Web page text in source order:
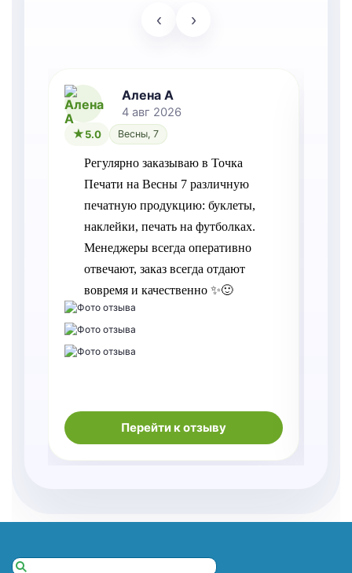
‹ ›
Алена А
4 авг 2026
5.0 Весны, 7
Регулярно заказываю в Точка
Печати на Весны 7 различную
печатную продукцию: буклеты,
наклейки, печать на футболках.
Менеджеры всегда оперативно
отвечают, заказ всегда отдают
вовремя и качественно ✨🙂
Перейти к отзыву